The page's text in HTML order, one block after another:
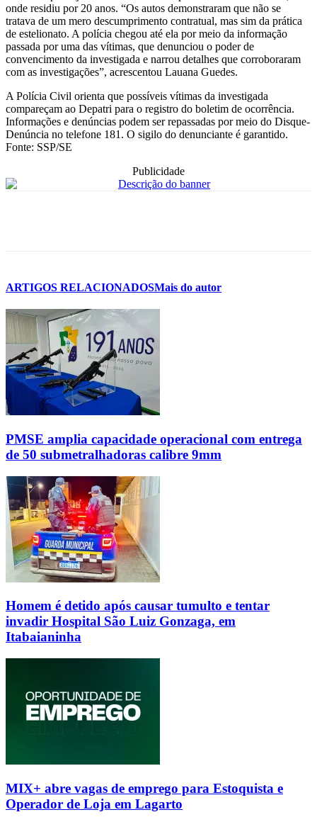
onde residiu por 20 anos. “Os autos demonstraram que não se
tratava de um mero descumprimento contratual, mas sim da prática
de estelionato. A polícia chegou até ela por meio da informação
passada por uma das vítimas, que denunciou o poder de
convencimento da investigada e narrou detalhes que corroboraram
com as investigações”, acrescentou Lauana Guedes.
A Polícia Civil orienta que possíveis vítimas da investigada
compareçam ao Depatri para o registro do boletim de ocorrência.
Informações e denúncias podem ser repassadas por meio do Disque-
Denúncia no telefone 181. O sigilo do denunciante é garantido.
Fonte: SSP/SE
Publicidade
ARTIGOS RELACIONADOSMais do autor
PMSE amplia capacidade operacional com entrega
de 50 submetralhadoras calibre 9mm
Homem é detido após causar tumulto e tentar
invadir Hospital São Luiz Gonzaga, em
Itabaianinha
MIX+ abre vagas de emprego para Estoquista e
Operador de Loja em Lagarto